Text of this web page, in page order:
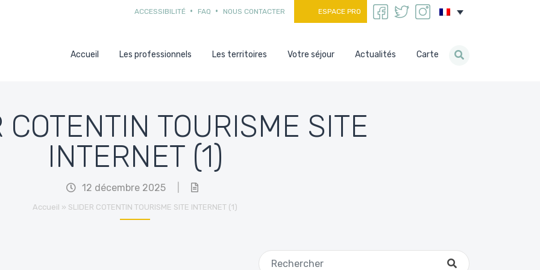
ACCESSIBILITÉ FAQ NOUS CONTACTER ESPACE PRO
Accueil Les professionnels Les territoires Votre séjour Actualités Carte
TOURISME SITE
INTERNET (1)
12 décembre 2025
Accueil » SLIDER COTENTIN TOURISME SITE INTERNET (1)